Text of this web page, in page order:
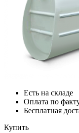
Есть на складе
Оплата по
Бесплатная
Купить